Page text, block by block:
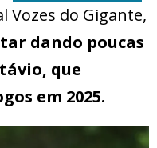
Vozes do Gigante,
dando poucas
que
em 2025.